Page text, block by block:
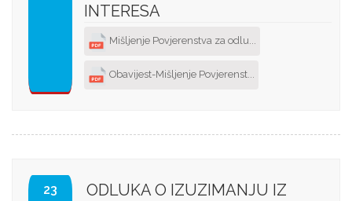
INTERESA
Mišljenje Povjerenstva za odlu...
Obavijest-Mišljenje Povjerenst...
23
ODLUKA O IZUZIMANJU IZ